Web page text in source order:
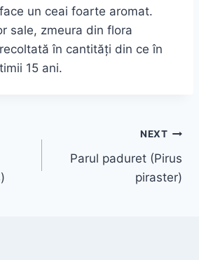
un ceai foarte aromat.
sale, zmeura din flora
în cantităţi din ce în
15 ani.
NEXT
Parul paduret (Pirus
piraster)